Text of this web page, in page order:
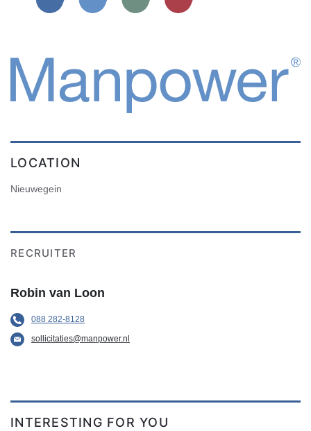
LOCATION
Nieuwegein
RECRUITER
Robin van Loon
088 282-8128
sollicitaties@manpower.nl
INTERESTING FOR YOU